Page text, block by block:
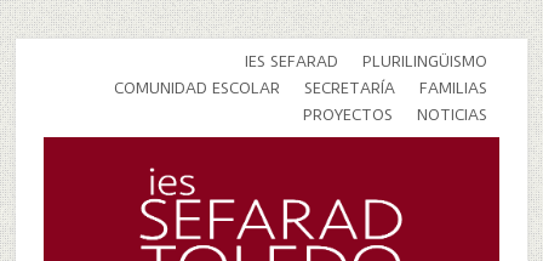
IES SEFARAD
PLURILINGÜISMO
COMUNIDAD ESCOLAR
SECRETARÍA
FAMILIAS
PROYECTOS
NOTICIAS